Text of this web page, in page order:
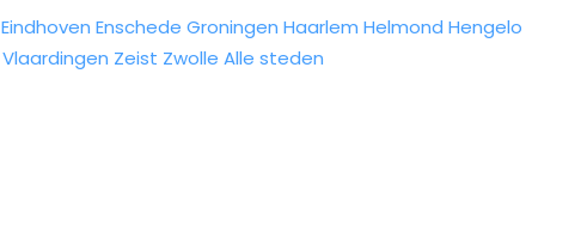
Eindhoven Enschede Groningen Haarlem Helmond Hengelo
Vlaardingen Zeist Zwolle Alle steden